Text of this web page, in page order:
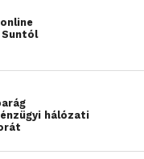
hálózati